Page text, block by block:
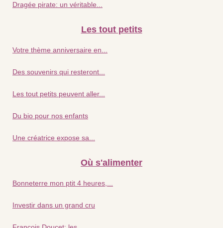
Dragée pirate: un véritable...
Les tout petits
Votre thème anniversaire en...
Des souvenirs qui resteront...
Les tout petits peuvent aller...
Du bio pour nos enfants
Une créatrice expose sa...
Où s'alimenter
Bonneterre mon ptit 4 heures,...
Investir dans un grand cru